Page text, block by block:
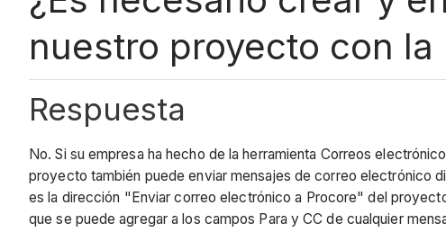
nuestro proyecto con
Respuesta
No. Si su empresa ha hecho de la herramienta Correos
proyecto también puede enviar mensajes de correo electrónico
es la dirección "Enviar correo electrónico a Procore" del
que se puede agregar a los campos Para y CC de cualquier